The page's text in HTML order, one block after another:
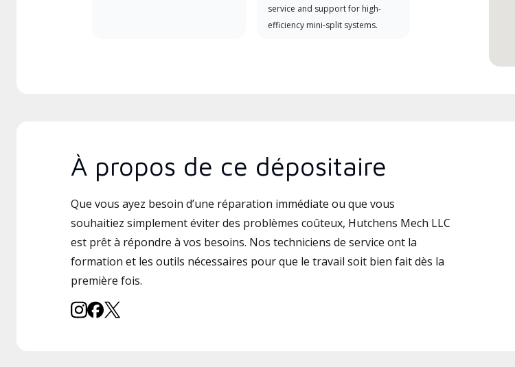
service and support for high-
efficiency mini-split systems.
À propos de ce dépositaire
Que vous ayez besoin d’une réparation immédiate ou que vous
souhaitiez simplement éviter des problèmes coûteux, Hutchens Mech LLC
est prêt à répondre à vos besoins. Nos techniciens de service ont la
formation et les outils nécessaires pour que le travail soit bien fait dès la
première fois.